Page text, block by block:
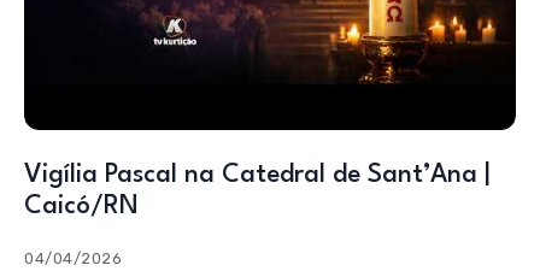
Vigília Pascal na Catedral de Sant’Ana |
Caicó/RN
04/04/2026